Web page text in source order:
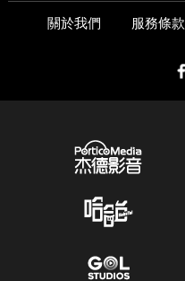
關於我們 服務條款